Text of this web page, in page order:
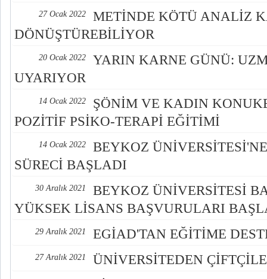
27 Ocak 2022
METİNDE KÖTÜ ANALİZ
DÖNÜŞTÜREBİLİYOR
20 Ocak 2022
YARIN KARNE GÜNÜ:
UYARIYOR
14 Ocak 2022
ŞÖNİM VE KADIN
POZİTİF PSİKO-TERAPİ EĞİTİMİ
14 Ocak 2022
BEYKOZ
SÜRECİ BAŞLADI
30 Aralık 2021
BEYKOZ ÜNİVERSİTESİ
YÜKSEK LİSANS BAŞVURULARI
29 Aralık 2021 EGİAD'TAN EĞİTİME
27 Aralık 2021 ÜNİVERSİTEDEN